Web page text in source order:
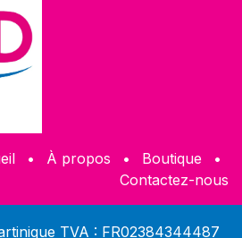
• À propos • ​Boutique
•
Contactez-nous
TVA : FR02384344487